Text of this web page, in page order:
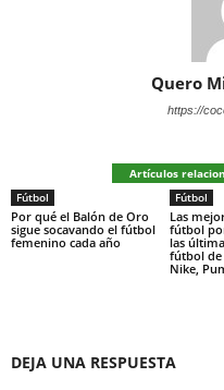
Quero
https://
Artículos
Fútbol
Por qué el Balón de Oro
sigue socavando el fútbol
femenino cada año
Fútbol
Las
fútbol
las
fútbol de
Nike,
DEJA UNA RESPUESTA